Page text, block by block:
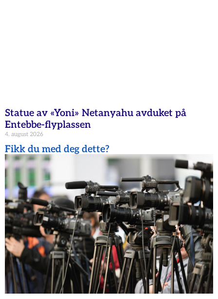
Statue av «Yoni» Netanyahu avduket på
Entebbe-flyplassen
4. august 2026
Fikk du med deg dette?